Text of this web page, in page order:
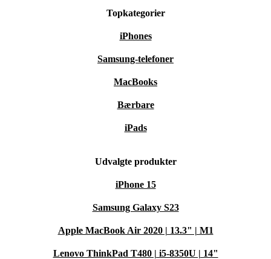
Topkategorier
iPhones
Samsung-telefoner
MacBooks
Bærbare
iPads
Udvalgte produkter
iPhone 15
Samsung Galaxy S23
Apple MacBook Air 2020 | 13.3" | M1
Lenovo ThinkPad T480 | i5-8350U | 14"